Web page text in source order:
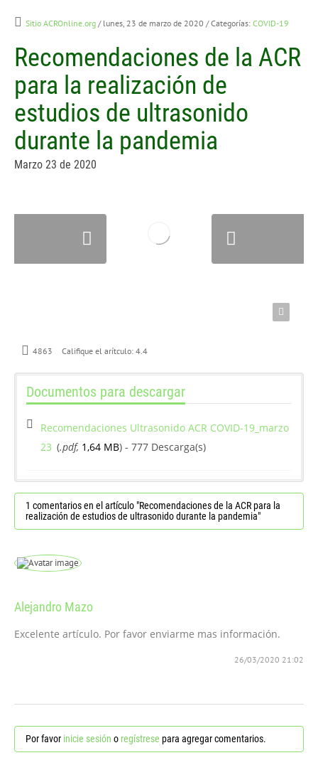
Sitio ACROnline.org / lunes, 23 de marzo de 2020 / Categorías: COVID-19
Recomendaciones de la ACR
para la realización de
estudios de ultrasonido
durante la pandemia
Marzo 23 de 2020
4863 Califique el arítculo: 4.4
Documentos para descargar
Recomendaciones Ultrasonido ACR COVID-19_marzo
23 (.pdf, 1,64 MB) - 777 Descarga(s)
1 comentarios en el artículo "Recomendaciones de la ACR para la
realización de estudios de ultrasonido durante la pandemia"
Alejandro Mazo
Excelente artículo. Por favor enviarme mas información.
26/03/2020 21:02
Por favor inicie sesión o regístrese para agregar comentarios.